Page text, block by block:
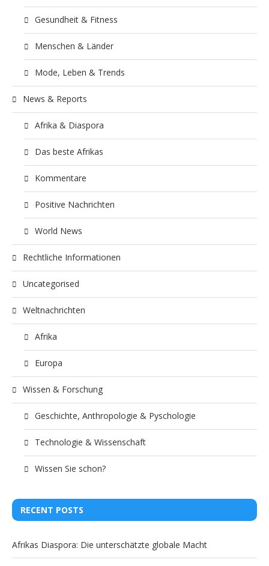
Gesundheit & Fitness
Menschen & Länder
Mode, Leben & Trends
News & Reports
Afrika & Diaspora
Das beste Afrikas
Kommentare
Positive Nachrichten
World News
Rechtliche Informationen
Uncategorised
Weltnachrichten
Afrika
Europa
Wissen & Forschung
Geschichte, Anthropologie & Pyschologie
Technologie & Wissenschaft
Wissen Sie schon?
RECENT POSTS
Afrikas Diaspora: Die unterschätzte globale Macht